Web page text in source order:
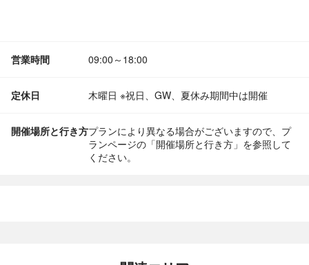
営業時間 09:00～18:00
定休日 木曜日 ※祝日、GW、夏休み期間中は開催
開催場所と行き方プランにより異なる場合がございますので、プ
ランページの「開催場所と行き方」を参照して
ください。